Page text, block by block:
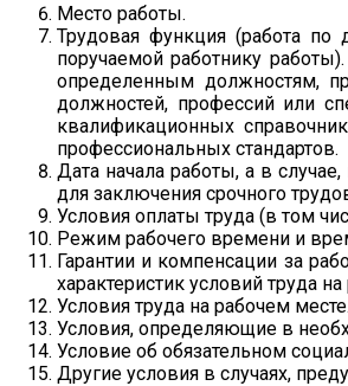
Место работы.
Трудовая функция (работа по
поручаемой работнику
определенным должностям,
должностей, профессий или
квалификационных
профессиональных стандартов.
Дата начала работы, а в
для заключения срочного
Условия оплаты труда (в том
Режим рабочего времени и
Гарантии и компенсации за
характеристик условий труда
Условия труда на рабочем месте.
Условия, определяющие в
Условие об обязательном
Другие условия в случаях,